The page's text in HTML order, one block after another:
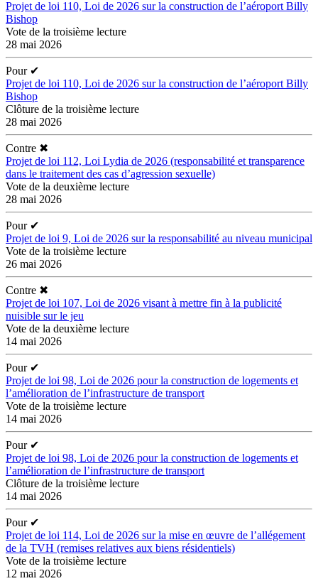
Projet de loi 110, Loi de 2026 sur la construction de l’aéroport Billy
Bishop
Vote de la troisième lecture
28 mai 2026
Pour ✔
Projet de loi 110, Loi de 2026 sur la construction de l’aéroport Billy
Bishop
Clôture de la troisième lecture
28 mai 2026
Contre ✖
Projet de loi 112, Loi Lydia de 2026 (responsabilité et transparence
dans le traitement des cas d’agression sexuelle)
Vote de la deuxième lecture
28 mai 2026
Pour ✔
Projet de loi 9, Loi de 2026 sur la responsabilité au niveau municipal
Vote de la troisième lecture
26 mai 2026
Contre ✖
Projet de loi 107, Loi de 2026 visant à mettre fin à la publicité
nuisible sur le jeu
Vote de la deuxième lecture
14 mai 2026
Pour ✔
Projet de loi 98, Loi de 2026 pour la construction de logements et
l’amélioration de l’infrastructure de transport
Vote de la troisième lecture
14 mai 2026
Pour ✔
Projet de loi 98, Loi de 2026 pour la construction de logements et
l’amélioration de l’infrastructure de transport
Clôture de la troisième lecture
14 mai 2026
Pour ✔
Projet de loi 114, Loi de 2026 sur la mise en œuvre de l’allégement
de la TVH (remises relatives aux biens résidentiels)
Vote de la troisième lecture
12 mai 2026